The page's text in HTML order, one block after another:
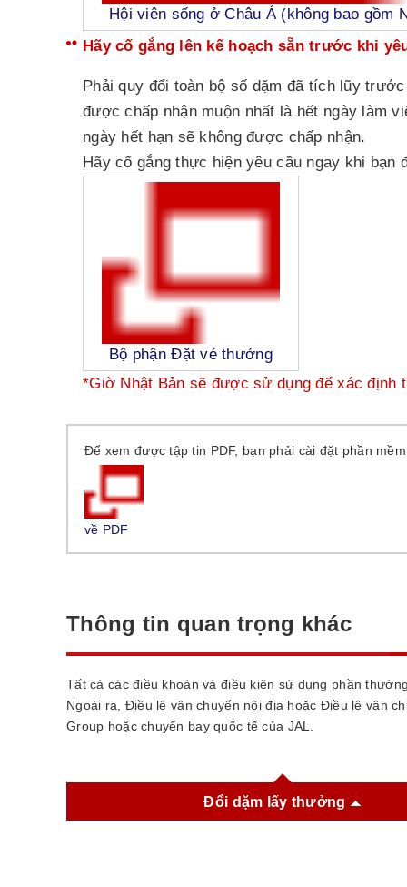
Hội viên sống ở Châu Á (không bao gồm
Hãy cố gắng lên kế hoạch sẵn trước khi
Phải quy đổi toàn bộ số dặm đã tích lũy
được chấp nhận muộn nhất là hết ngày làm
ngày hết hạn sẽ không được chấp nhận.
Hãy cố gắng thực hiện yêu cầu ngay khi bạn
Bộ phận Đặt vé thưởng
*Giờ Nhật Bản sẽ được sử dụng để xác định
Để xem được tập tin PDF, bạn phải cài đặt phần
về PDF
Thông tin quan trọng khác
Tất cả các điều khoản và điều kiện sử dụng phần
Ngoài ra, Điều lệ vận chuyển nội địa hoặc Điều lệ vận
Group hoặc chuyến bay quốc tế của JAL.
Đổi dặm lấy thưởng